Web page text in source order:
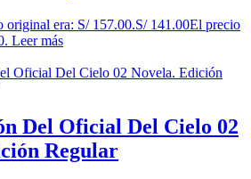
original era: S/ 157.00.S/141.00El precio
Leer más
Del Oficial Del Cielo 02
Regular